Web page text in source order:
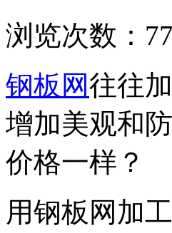
浏览次数：
钢板网往往
增加美观和
价格一样？
用钢板网加